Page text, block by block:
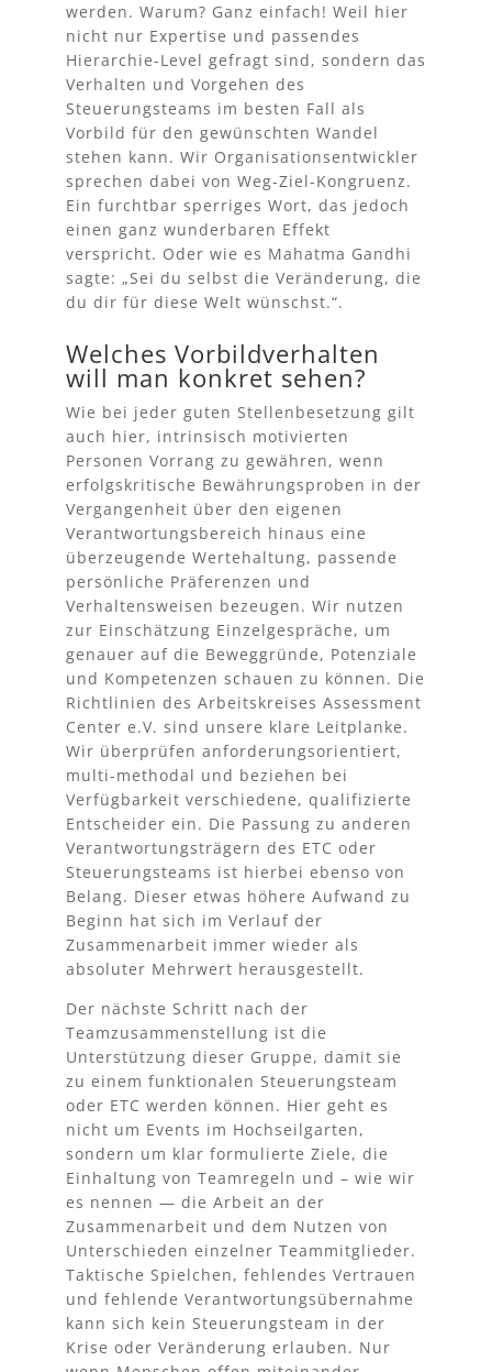
werden. Warum? Ganz einfach! Weil hier
nicht nur Expertise und passendes
Hierarchie-Level gefragt sind, sondern das
Verhalten und Vorgehen des
Steuerungsteams im besten Fall als
Vorbild für den gewünschten Wandel
stehen kann. Wir Organisationsentwickler
sprechen dabei von Weg-Ziel-Kongruenz.
Ein furchtbar sperriges Wort, das jedoch
einen ganz wunderbaren Effekt
verspricht. Oder wie es Mahatma Gandhi
sagte: „Sei du selbst die Veränderung, die
du dir für diese Welt wünschst.“.
Welches Vorbildverhalten
will man konkret sehen?
Wie bei jeder guten Stellenbesetzung gilt
auch hier, intrinsisch motivierten
Personen Vorrang zu gewähren, wenn
erfolgskritische Bewährungsproben in der
Vergangenheit über den eigenen
Verantwortungsbereich hinaus eine
überzeugende Wertehaltung, passende
persönliche Präferenzen und
Verhaltensweisen bezeugen. Wir nutzen
zur Einschätzung Einzelgespräche, um
genauer auf die Beweggründe, Potenziale
und Kompetenzen schauen zu können. Die
Richtlinien des Arbeitskreises Assessment
Center e.V. sind unsere klare Leitplanke.
Wir überprüfen anforderungsorientiert,
multi-methodal und beziehen bei
Verfügbarkeit verschiedene, qualifizierte
Entscheider ein. Die Passung zu anderen
Verantwortungsträgern des ETC oder
Steuerungsteams ist hierbei ebenso von
Belang. Dieser etwas höhere Aufwand zu
Beginn hat sich im Verlauf der
Zusammenarbeit immer wieder als
absoluter Mehrwert herausgestellt.
Der nächste Schritt nach der
Teamzusammenstellung ist die
Unterstützung dieser Gruppe, damit sie
zu einem funktionalen Steuerungsteam
oder ETC werden können. Hier geht es
nicht um Events im Hochseilgarten,
sondern um klar formulierte Ziele, die
Einhaltung von Teamregeln und – wie wir
es nennen — die Arbeit an der
Zusammenarbeit und dem Nutzen von
Unterschieden einzelner Teammitglieder.
Taktische Spielchen, fehlendes Vertrauen
und fehlende Verantwortungsübernahme
kann sich kein Steuerungsteam in der
Krise oder Veränderung erlauben. Nur